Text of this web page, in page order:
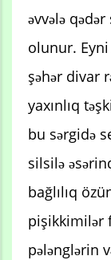
əvvələ
olunur.
şəhər divar
yaxınlıq
bu sərgidə
silsilə
bağlılıq
pişikkimilər
pələnglərin